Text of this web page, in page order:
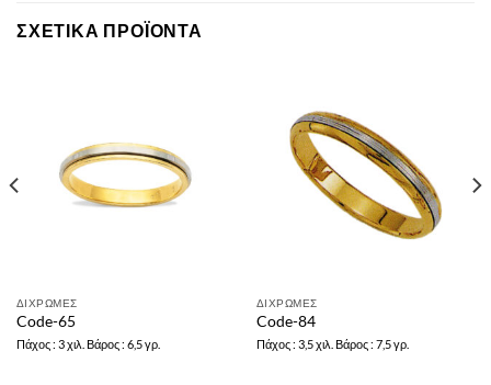
ΣΧΕΤΙΚΆ ΠΡΟΪΌΝΤΑ
ΔΙΧΡΩΜΕΣ
Code-65
Πάχος : 3 χιλ. Βάρος : 6,5 γρ.
ΔΙΧΡΩΜΕΣ
Code-84
Πάχος : 3,5 χιλ. Βάρος : 7,5 γρ.